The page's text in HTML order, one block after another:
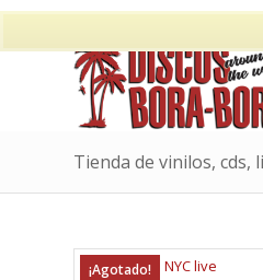
Tienda de vinilos, cds,
¡Agotado!